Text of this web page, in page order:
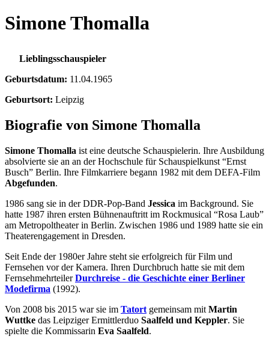
Simone Thomalla
Lieblingsschauspieler
Geburtsdatum: 11.04.1965
Geburtsort: Leipzig
Biografie von Simone Thomalla
Simone Thomalla ist eine deutsche Schauspielerin. Ihre Ausbildung
absolvierte sie an an der Hochschule für Schauspielkunst “Ernst
Busch” Berlin. Ihre Filmkarriere begann 1982 mit dem DEFA-Film
Abgefunden.
1986 sang sie in der DDR-Pop-Band Jessica im Background. Sie
hatte 1987 ihren ersten Bühnenauftritt im Rockmusical “Rosa Laub”
am Metropoltheater in Berlin. Zwischen 1986 und 1989 hatte sie ein
Theaterengagement in Dresden.
Seit Ende der 1980er Jahre steht sie erfolgreich für Film und
Fernsehen vor der Kamera. Ihren Durchbruch hatte sie mit dem
FernsehmehrteilerDurchreise - die Geschichte einer Berliner
Modefirma (1992).
Von 2008 bis 2015 war sie im Tatort gemeinsam mit Martin
Wuttke das Leipziger Ermittlerduo Saalfeld und Keppler. Sie
spielte die Kommissarin Eva Saalfeld.